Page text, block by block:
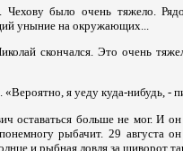
было очень тяжело.
уныние на окружающих...
скончался. Это очень
«Вероятно, я уеду куда-нибудь,
оставаться больше не мог. И
рыбачит. 29 августа
и рыбная ловля за шиворот